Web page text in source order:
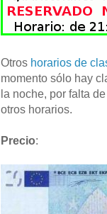
Otros horarios de
momento sólo hay
la noche, por falta
otros horarios.
Precio: